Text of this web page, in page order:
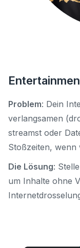
Problem: Dein
verlangsamen
streamst oder
Stoßzeiten, wenn
Die Lösung:
um Inhalte ohne